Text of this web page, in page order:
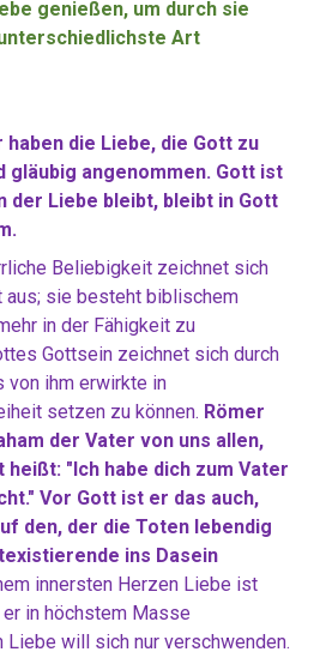
genießen, um durch sie
Art
haben die Liebe, die Gott zu
gläubig angenommen. Gott ist
der Liebe bleibt, bleibt in Gott
Beliebigkeit zeichnet sich
aus; sie besteht biblischem
in der Fähigkeit zu
Gottsein zeichnet sich durch
von ihm erwirkte in
setzen zu können. Römer
der Vater von uns allen,
"Ich habe dich zum Vater
Vor Gott ist er das auch,
den, der die Toten lebendig
ins Dasein
innersten Herzen Liebe ist
in höchstem Masse
Liebe will sich nur verschwenden.